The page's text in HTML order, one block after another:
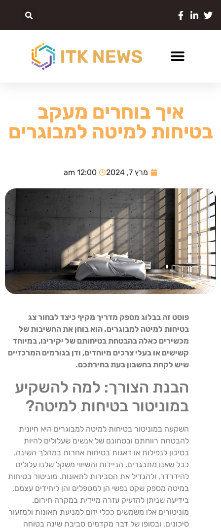
איך בוחרים מעקב
בטיחות למיטה למבוגרים
מרץ 7, 2024 12:00 am
פוסט זה בבלוג מספק מדריך מקיף כיצד לבחור צג
בטיחות למיטה למבוגרים. הוא בוחן את החשיבות של
מכשירים כאלה בהבטחת בטיחותם של יקירינו, במיוחד
קשישים או בעלי צרכים מיוחדים, ודן בגורמים המרכזיים
שיש לקחת בחשבון בעת בחירתכם.
הבנת הצורך: למה להשקיע
במוניטור בטיחות למיטה?
השקעה במוניטור בטיחות למיטה למבוגרים היא חיונית
להבטחת רווחתם ובטחונם של אנשים שעלולים להיות
בסיכון לנפילות או דאגות בטיחות אחרות במהלך השינה.
ככל שאנו מתבגרים, הניידות והשיווי משקל שלנו עלולים
להידרדר, ולהגדיל את הסבירות לתאונות. מוניטור בטיחות
במיטה מספק שקט נפשי הן למטפלים והן ליחידים עצמם,
בידיעה שניתן להזעיק עזרה מיידית במקרה חירום.
מוניטורים אלו משמשים ככלי יזום למניעת תאונות ולמזעור
סיכונים, ובסופו של דבר מקדמים סביבת שינה בטוחה